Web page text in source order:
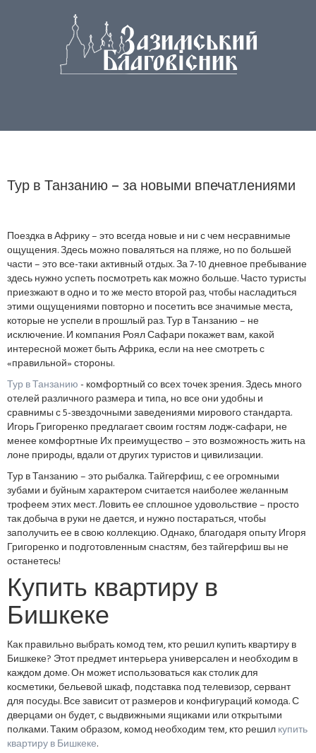
Тур в Танзанию – за новыми впечатлениями
Поездка в Африку – это всегда новые и ни с чем несравнимые
ощущения. Здесь можно поваляться на пляже, но по большей
части – это все-таки активный отдых. За 7-10 дневное пребывание
здесь нужно успеть посмотреть как можно больше. Часто туристы
приезжают в одно и то же место второй раз, чтобы насладиться
этими ощущениями повторно и посетить все значимые места,
которые не успели в прошлый раз. Тур в Танзанию – не
исключение. И компания Роял Сафари покажет вам, какой
интересной может быть Африка, если на нее смотреть с
«правильной» стороны.
Тур в Танзанию- комфортный со всех точек зрения. Здесь много
отелей различного размера и типа, но все они удобны и
сравнимы с 5-звездочными заведениями мирового стандарта.
Игорь Григоренко предлагает своим гостям лодж-сафари, не
менее комфортные Их преимущество – это возможность жить на
лоне природы, вдали от других туристов и цивилизации.
Тур в Танзанию – это рыбалка. Тайгерфиш, с ее огромными
зубами и буйным характером считается наиболее желанным
трофеем этих мест. Ловить ее сплошное удовольствие – просто
так добыча в руки не дается, и нужно постараться, чтобы
заполучить ее в свою коллекцию. Однако, благодаря опыту Игоря
Григоренко и подготовленным снастям, без тайгерфиш вы не
останетесь!
Купить квартиру в
Бишкеке
Как правильно выбрать комод тем, кто решил купить квартиру в
Бишкеке? Этот предмет интерьера универсален и необходим в
каждом доме. Он может использоваться как столик для
косметики, бельевой шкаф, подставка под телевизор, сервант
для посуды. Все зависит от размеров и конфигураций комода. С
дверцами он будет, с выдвижными ящиками или открытыми
полками. Таким образом, комод необходим тем, кто решилкупить
квартиру в Бишкеке.